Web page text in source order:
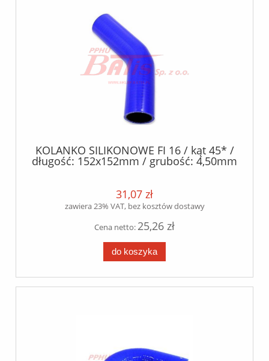
KOLANKO SILIKONOWE FI 16 / kąt 45* /
długość: 152x152mm / grubość: 4,50mm
/- 0.5mm / silikon poliester /
31,07 zł
zawiera 23% VAT, bez kosztów dostawy
Cena netto: 25,26 zł
do koszyka